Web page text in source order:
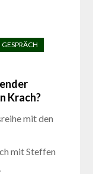
Krach?
mit den
mit Steffen